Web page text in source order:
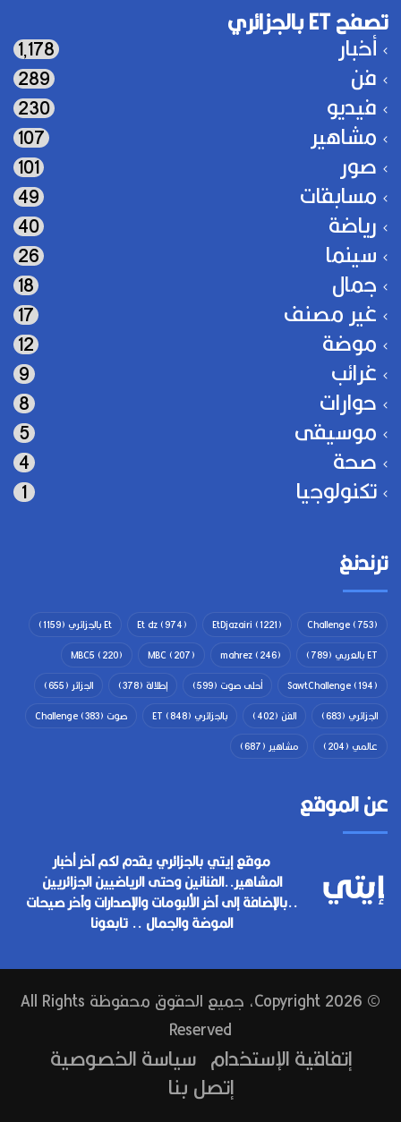
تصفح ET بالجزائري
أخبار 1٬178
فن 289
فيديو 230
مشاهير 107
صور 101
مسابقات 49
رياضة 40
سينما 26
جمال 18
غير مصنف 17
موضة 12
غرائب 9
حوارات 8
موسيقى 5
صحة 4
تكنولوجيا 1
ترندنغ
Challenge(753)
EtDjazairi (1221)
Et dz(974) Et بالجزائري
(1159)
ET بالعربي
(789)
mahrez(246)
MBC(207)
MBC5 (220)
SawtChallenge(194) أحلى صوت (599) إطلالة (378) الجزائر (655)
الجزائري (683) الفن (402) بالجزائري ET (848) صوت Challenge (383)
عالمي (204) مشاهير (687)
عن الموقع
موقع إيتي بالجزائري يقدم لكم آخر أخبار
المشاهير..الفنانين وحتى الرياضيين الجزائريين
..بالإضافة إلى آخر الألبومات والإصدارات وآخر صيحات
الموضة والجمال .. تابعونا
© Copyright 2026, جميع الحقوق محفوظة All Rights
Reserved
إتفاقية الإستخدام سياسة الخصوصية
إتصل بنا